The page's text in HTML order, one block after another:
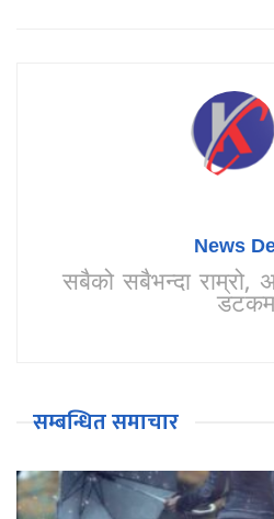
News
सबैको सबैभन्दा
डटकम
सम्बन्धित समाचार